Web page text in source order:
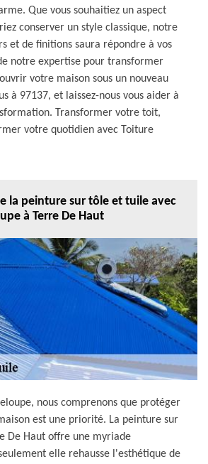
Que vous souhaitiez un aspect
conserver un style classique, notre
et de finitions saura répondre à vos
notre expertise pour transformer
votre maison sous un nouveau
à 97137, et laissez-nous vous aider à
Transformer votre toit,
votre quotidien avec Toiture
la peinture sur tôle et tuile avec
à Terre De Haut
nous comprenons que protéger
est une priorité. La peinture sur
De Haut offre une myriade
elle rehausse l'esthétique de